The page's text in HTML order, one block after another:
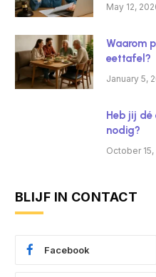
May 12,
Waarom
eettafel?
January 5,
Heb jij dé
nodig?
October 15,
BLIJF IN CONTACT
Facebook